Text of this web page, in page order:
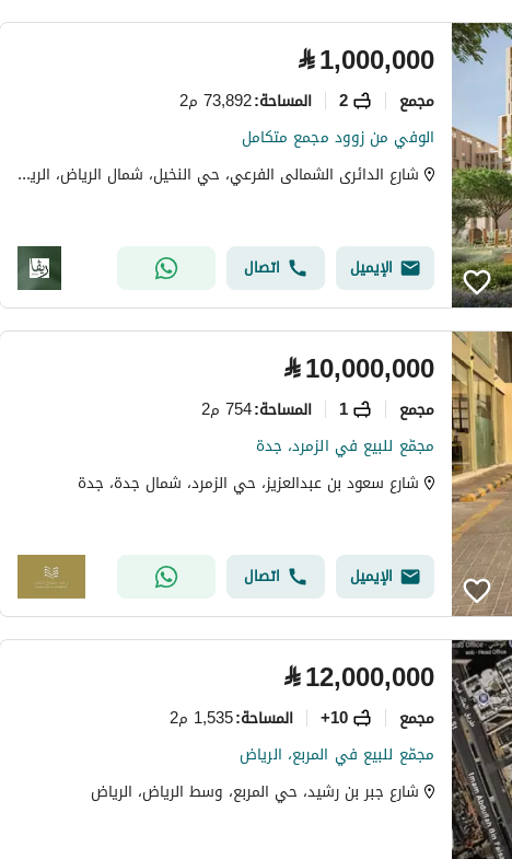
⃁1,000,000
مجمع 2 المساحة:73,892 م2
الوفي من زوود مجمع متكامل
شارع الدائرى الشمالى الفرعي، حي النخيل، شمال الرياض، الرياض
الإيميل اتصال
⃁10,000,000
مجمع 1 المساحة:754 م2
مجمّع للبيع في الزمرد، جدة
شارع سعود بن عبدالعزيز، حي الزمرد، شمال جدة، جدة
الإيميل اتصال
⃁12,000,000
مجمع 10+ المساحة:1,535 م2
مجمّع للبيع في المربع، الرياض
شارع جبر بن رشيد، حي المربع، وسط الرياض، الرياض